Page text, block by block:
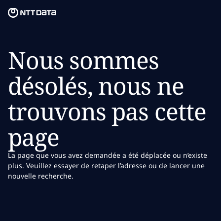
Ce que nous pensons
Qui nous sommes
Salle de presse
Carrières
Nous sommes
désolés, nous ne
trouvons pas cette
page
La page que vous avez demandée a été déplacée ou n’existe
plus. Veuillez essayer de retaper l’adresse ou de lancer une
nouvelle recherche.